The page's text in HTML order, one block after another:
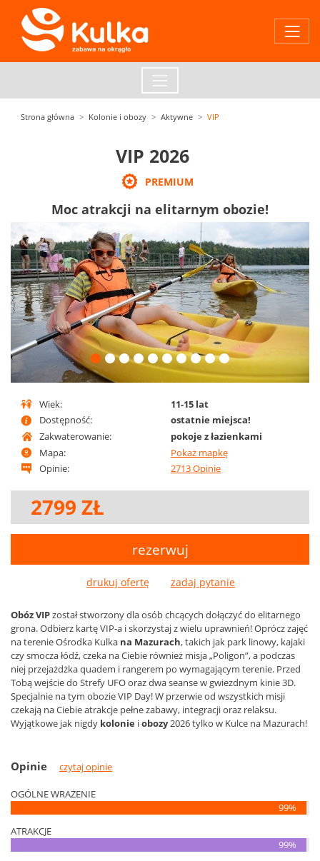
Strona główna Kolonie i obozy Aktywne VIP
VIP 2026
PREMIUM
Moc atrakcji na elitarnym obozie!
Wiek:
11-15 lat
Dostępność:
ostatnie miejsca!
Zakwaterowanie:
pokoje z łazienkami
Mapa:
Pokaż mapkę
Opinie:
2713 Opinie
2799 ZŁ
rezerwuj
drukuj ofertę
Obóz VIPzostał stworzony dla osób chcących dołączyć do elitarnego
grona. Odbierz kartę VIP-a i skorzystaj z wielu uprawnień! Oprócz zajęć
na terenie Ośrodka Kulka na Mazurach, takich jak park linowy, kajaki
czy smocza łódź, czeka na Ciebie również misja „Poligon”, a podczas
niej przejażdżka quadem i rangerem po wymagającym terenie. Przed
Tobą wejście do Strefy UFO oraz dwa seanse w gwiezdnym kinie 3D.
Specjalnie na tym obozie VIP Day! W przerwie od wszystkich misji
czekają na Ciebie atrakcje pełne zabawy, integracji oraz relaksu.
Wyjątkowe jak nigdy kolonie iobozy2026 tylko w Kulce na Mazurach!
Opinie czytaj opinie
OGÓLNE WRAŻENIE
99%
ATRAKCJE
99%